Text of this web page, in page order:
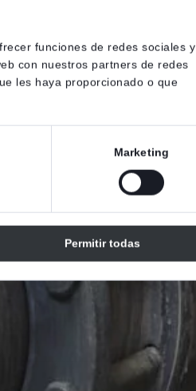
funciones de redes sociales y
con nuestros partners de redes
les haya proporcionado o que
Marketing
Permitir todas